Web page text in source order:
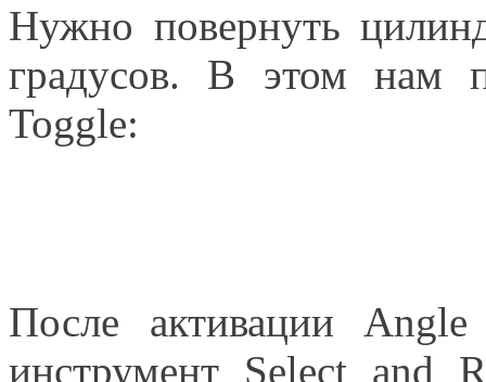
Нужно повернуть
градусов. В этом нам
Toggle:
После активации
инструмент Select and